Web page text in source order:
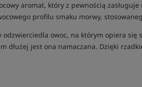
aromat, który z pewnością
profilu smaku morwy,
owoc, na którym opiera
dłużej jest ona namaczana. Dzięki